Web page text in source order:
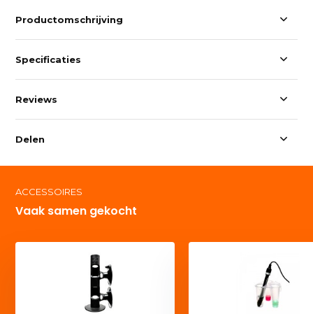
Productomschrijving
Specificaties
Reviews
Delen
ACCESSOIRES
Vaak samen gekocht